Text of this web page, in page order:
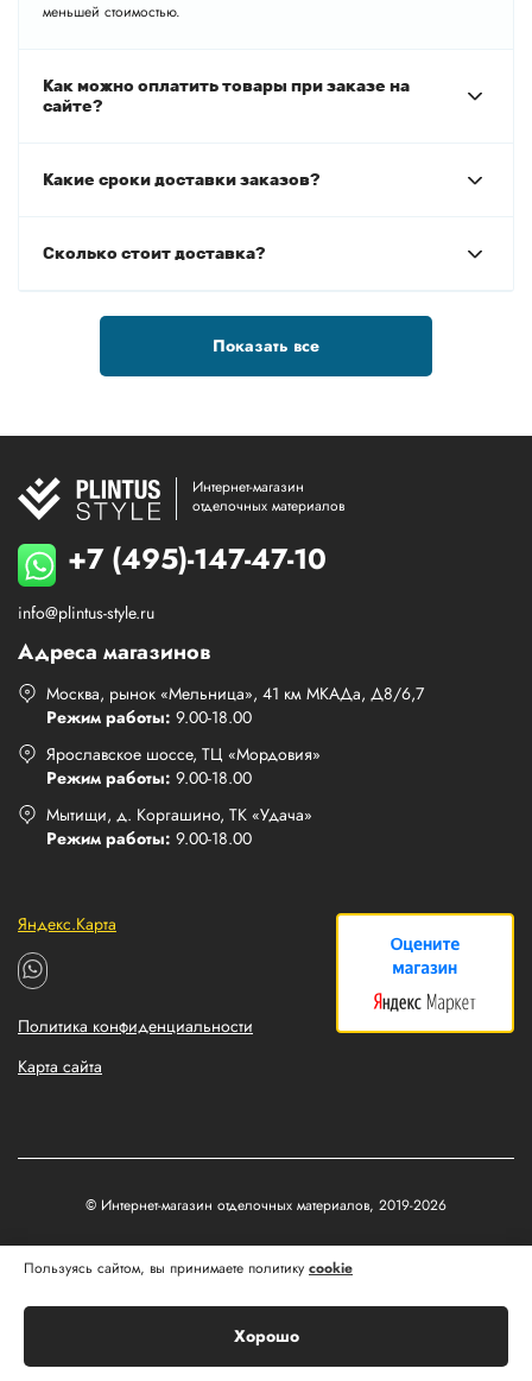
меньшей стоимостью.
Как можно оплатить товары при заказе на
сайте?
Какие сроки доставки заказов?
Сколько стоит доставка?
Показать все
Интернет-магазин
отделочных материалов
+7 (495)-147-47-10
info@plintus-style.ru
Адреса магазинов
Москва, рынок «Мельница», 41 км МКАДа, Д8/6,7
Режим работы: 9.00-18.00
Ярославское шоссе, ТЦ «Мордовия»
Режим работы: 9.00-18.00
Мытищи, д. Коргашино, ТК «Удача»
Режим работы: 9.00-18.00
Яндекс.Карта
Политика конфиденциальности
Карта сайта
© Интернет-магазин отделочных материалов, 2019-2026
Matus&Kvits
Пользуясь сайтом, вы принимаете политику cookie
Хорошо
Главная
Каталог Профиль